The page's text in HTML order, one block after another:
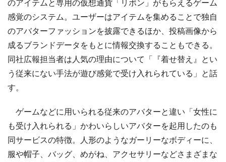
のアイテムと専用の仮想通貨「リボン」がもらえるゲーム
感覚のシステム。ユーザーはアイテムを集めることで独自
のアバターファッションを披露できるほか、投稿画像から
成るブランドデータをもとに情報交換することもできる。
同社広報担当者は人気の理由について「『着せ替え』とい
う従来にない手法が遊び感覚で受け入れられている」と話
す。
ゲームなどに用いられる従来のアバターと違い「女性に
も受け入れられる」かわいらしいアバターを起用したのも
同サービスの特徴。人形のようなガーリーなボディーに、
服や帽子、バッグ、めがね、アクセサリーなどさまざまな